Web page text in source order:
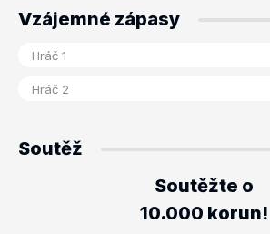
Vzájemné zápasy
Soutěž
Soutěžte o
10.000 korun!